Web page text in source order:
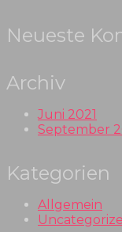
Neueste
Archiv
Juni 2021
September
Kategorien
Allgemein